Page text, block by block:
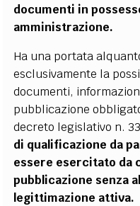
documenti in
amministrazione.
Ha una portata
esclusivamente la
documenti,
pubblicazione
decreto legislativo n.
di qualificazione da
essere esercitato da
pubblicazione senza
legittimazione attiva.